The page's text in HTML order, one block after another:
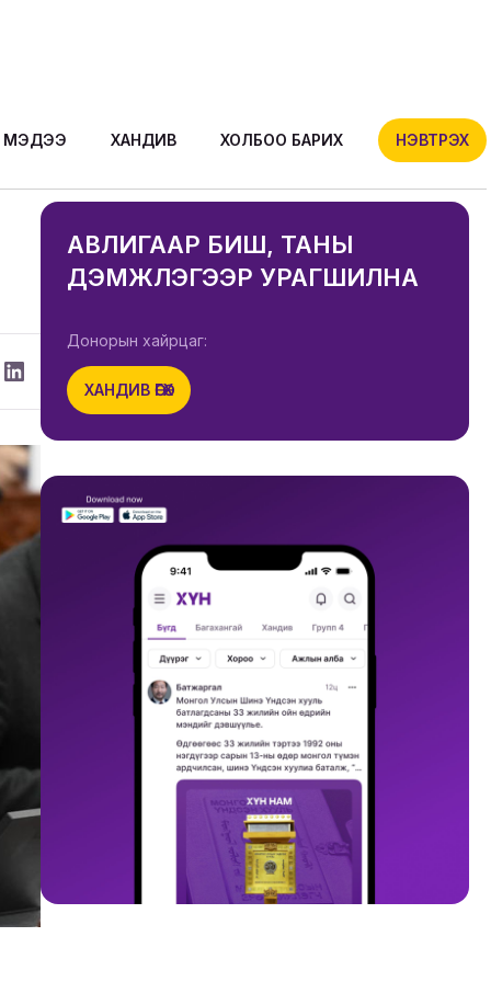
МЭДЭЭ ХАНДИВ ХОЛБОО БАРИХ НЭВТРЭХ
АВЛИГААР БИШ, ТАНЫ
ДЭМЖЛЭГЭЭР УРАГШИЛНА
Донорын хайрцаг:
ХАНДИВ ӨГӨХ